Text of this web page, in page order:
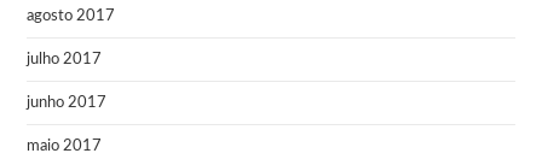
agosto 2017
julho 2017
junho 2017
maio 2017